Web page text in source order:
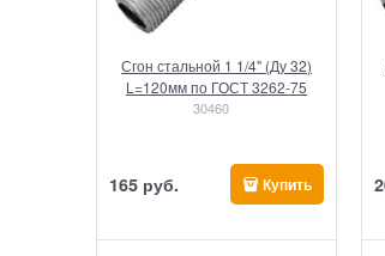
Сгон стальной 1 1/4" (Ду 32)
L=120мм по ГОСТ 3262-75
30460
165 руб. Купить